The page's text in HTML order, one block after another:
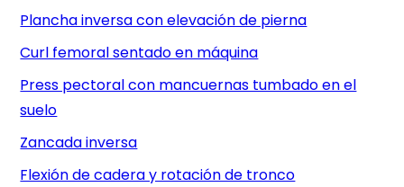
Plancha inversa con elevación de pierna
Curl femoral sentado en máquina
Press pectoral con mancuernas tumbado en el
suelo
Zancada inversa
Flexión de cadera y rotación de tronco